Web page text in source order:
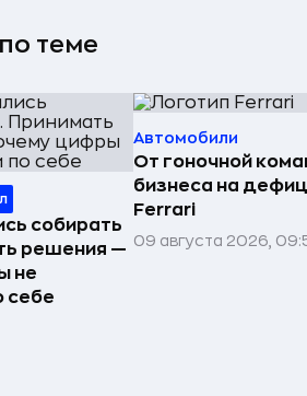
теме
собирать
решения —
не
себе
Автомобили
От гоночной
бизнеса на
Ferrari
09 августа 2026,